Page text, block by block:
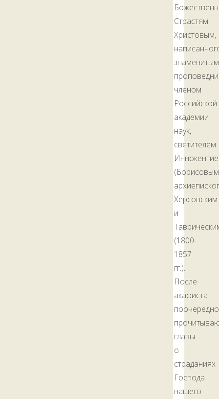
Страстям
Христовым,
знаменитым
членом
Российской
академии
наук,
святителем
Херсонским
и
(1800-
1857
гг.).
После
акафиста
поочередно
главы
о
страданиях
Господа
нашего